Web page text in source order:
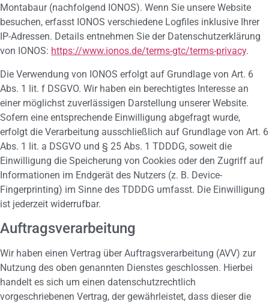
Montabaur (nachfolgend IONOS). Wenn Sie unsere Website
besuchen, erfasst IONOS verschiedene Logfiles inklusive Ihrer
IP-Adressen. Details entnehmen Sie der Datenschutzerklärung
von IONOS: https://www.ionos.de/terms-gtc/terms-privacy.
Die Verwendung von IONOS erfolgt auf Grundlage von Art. 6
Abs. 1 lit. f DSGVO. Wir haben ein berechtigtes Interesse an
einer möglichst zuverlässigen Darstellung unserer Website.
Sofern eine entsprechende Einwilligung abgefragt wurde,
erfolgt die Verarbeitung ausschließlich auf Grundlage von Art. 6
Abs. 1 lit. a DSGVO und § 25 Abs. 1 TDDDG, soweit die
Einwilligung die Speicherung von Cookies oder den Zugriff auf
Informationen im Endgerät des Nutzers (z. B. Device-
Fingerprinting) im Sinne des TDDDG umfasst. Die Einwilligung
ist jederzeit widerrufbar.
Auftragsverarbeitung
Wir haben einen Vertrag über Auftragsverarbeitung (AVV) zur
Nutzung des oben genannten Dienstes geschlossen. Hierbei
handelt es sich um einen datenschutzrechtlich
vorgeschriebenen Vertrag, der gewährleistet, dass dieser die